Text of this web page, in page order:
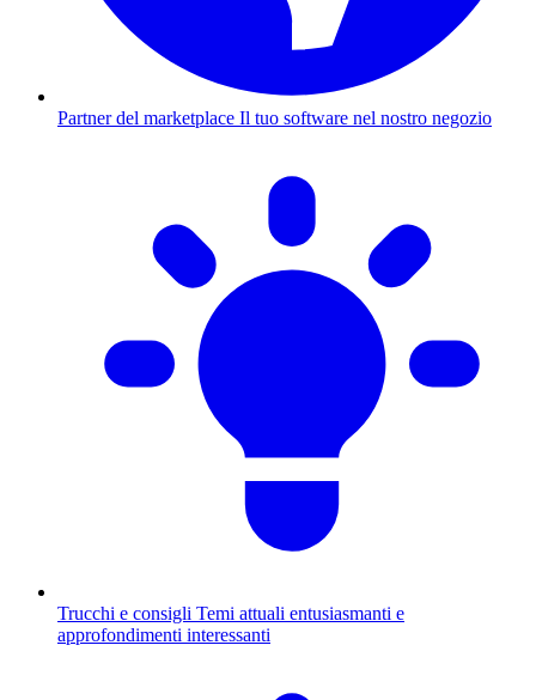
Partner del marketplace Il tuo software nel nostro negozio
Trucchi e consigli Temi attuali entusiasmanti e
approfondimenti interessanti